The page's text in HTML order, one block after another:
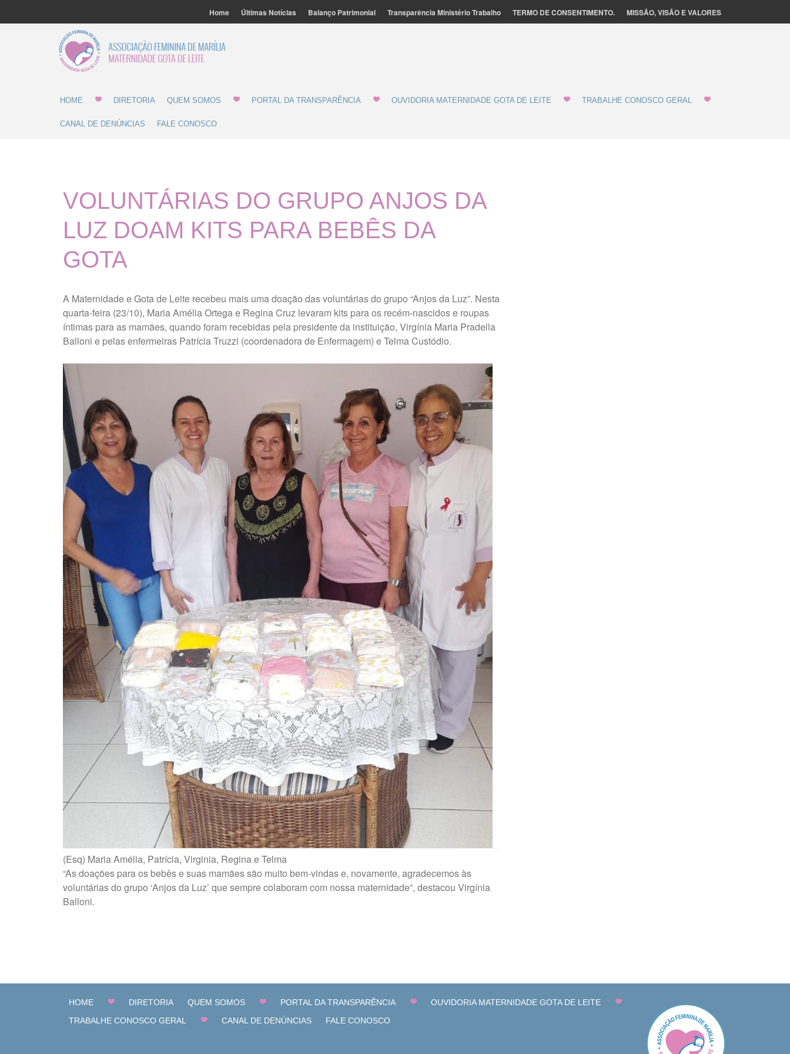
Home Últimas Notícias Balanço Patrimonial Transparência Ministério Trabalho TERMO DE CONSENTIMENTO. MISSÃO, VISÃO E VALORES
HOME DIRETORIA QUEM SOMOS PORTAL DA TRANSPARÊNCIA OUVIDORIA MATERNIDADE GOTA DE LEITE TRABALHE CONOSCO GERAL
CANAL DE DENÚNCIAS FALE CONOSCO
VOLUNTÁRIAS DO GRUPO ANJOS DA
LUZ DOAM KITS PARA BEBÊS DA
GOTA
A Maternidade e Gota de Leite recebeu mais uma doação das voluntárias do grupo “Anjos da Luz”. Nesta
quarta-feira (23/10), Maria Amélia Ortega e Regina Cruz levaram kits para os recém-nascidos e roupas
íntimas para as mamães, quando foram recebidas pela presidente da instituição, Virgínia Maria Pradella
Balloni e pelas enfermeiras Patrícia Truzzi (coordenadora de Enfermagem) e Telma Custódio.
(Esq) Maria Amélia, Patrícia, Virginia, Regina e Telma
“As doações para os bebês e suas mamães são muito bem-vindas e, novamente, agradecemos às
voluntárias do grupo ‘Anjos da Luz’ que sempre colaboram com nossa maternidade”, destacou Virgínia
Balloni.
HOME DIRETORIA QUEM SOMOS PORTAL DA TRANSPARÊNCIA
OUVIDORIA MATERNIDADE GOTA DE LEITE
TRABALHE CONOSCO GERAL
CANAL DE DENÚNCIAS FALE CONOSCO